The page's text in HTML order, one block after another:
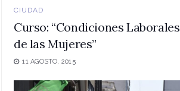
CIUDAD
Curso: “Condiciones Laborales
de las Mujeres”
11 AGOSTO, 2015